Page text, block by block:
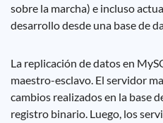
sobre la marcha) e incluso
desarrollo desde una base de
La replicación de datos en
maestro-esclavo. El servidor
cambios realizados en la base
registro binario. Luego, los